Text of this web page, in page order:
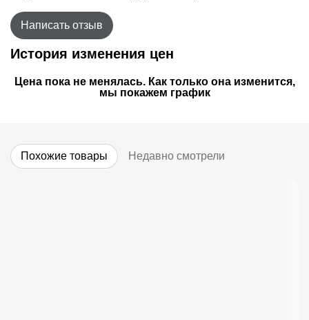
Написать отзыв
История изменения цен
Цена пока не менялась. Как только она изменится,
мы покажем график
Похожие товары Недавно смотрели